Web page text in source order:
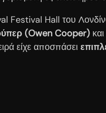
Festival Hall του
(Owen Cooper) και
είχε αποσπάσει